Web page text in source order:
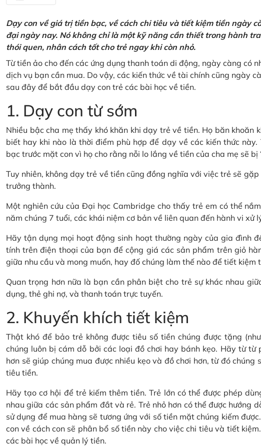
Dạy con về giá trị tiền bạc, về cách chi tiêu và tiết kiệm tiền ngày
đại ngày nay. Nó không chỉ là một kỹ năng cần thiết trong hành
thói quen, nhân cách tốt cho trẻ ngay khi còn nhỏ.
Từ tiền ảo cho đến các ứng dụng thanh toán di động, ngày càng có
dịch vụ bạn cần mua. Do vậy, các kiến thức về tài chính cũng ngày
sau đây để bắt đầu dạy con trẻ các bài học về tiền.
1. Dạy con từ sớm
Nhiều bậc cha mẹ thấy khó khăn khi dạy trẻ về tiền. Họ băn khoăn
biết hay khi nào là thời điểm phù hợp để dạy về các kiến thức
bạc trước mặt con vì họ cho rằng nỗi lo lắng về tiền của cha mẹ sẽ bị
Tuy nhiên, không dạy trẻ về tiền cũng đồng nghĩa với việc trẻ sẽ
trưởng thành.
Một nghiên cứu của Đại học Cambridge cho thấy trẻ em có thể
năm chúng 7 tuổi, các khái niệm cơ bản về liên quan đến hành vi
Hãy tận dụng mọi hoạt động sinh hoạt thường ngày của gia đình
tính trên điện thoại của bạn để cộng giá các sản phẩm trên giỏ
giữa nhu cầu và mong muốn, hay đố chúng làm thế nào để tiết kiệm
Quan trọng hơn nữa là bạn cần phân biệt cho trẻ sự khác nhau
dụng, thẻ ghi nợ, và thanh toán trực tuyến.
2. Khuyến khích tiết kiệm
Thật khó để bảo trẻ không được tiêu số tiền chúng được tặng
chúng luôn bị cám dỗ bởi các loại đồ chơi hay bánh kẹo. Hãy từ
hơn sẽ giúp chúng mua được nhiều kẹo và đồ chơi hơn, từ đó
tiêu tiền.
Hãy tạo cơ hội để trẻ kiếm thêm tiền. Trẻ lớn có thể được phép
nhau giữa các sản phẩm đắt và rẻ. Trẻ nhỏ hơn có thể được hướng
sử dụng để mua hàng sẽ tương ứng với số tiền mặt chúng kiếm
con về cách con sẽ phân bổ số tiền này cho việc chi tiêu và tiết
các bài học về quản lý tiền.